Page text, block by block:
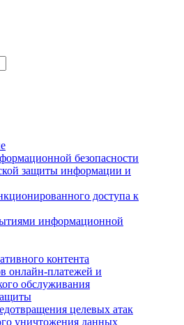
безопасности
защиты информации и
доступа к
информационной
контента
онлайн-платежей и
обслуживания
целевых атак
уничтожения данных